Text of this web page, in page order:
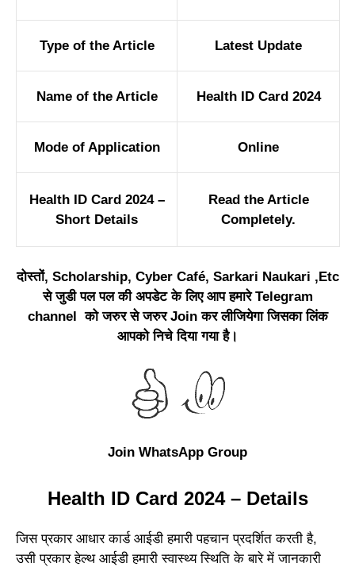
Type of the Article Latest Update
Name of the Article Health ID Card 2024
Mode of Application Online
Health ID Card 2024 –
Short Details
Read the Article
Completely.
दोस्तों, Scholarship, Cyber Café, Sarkari Naukari ,Etc
से जुडी पल पल की अपडेट के लिए आप हमारे Telegram
channel को जरुर से जरुर Join कर लीजियेगा जिसका लिंक
आपको निचे दिया गया है।
Join WhatsApp Group
Health ID Card 2024 – Details
जिस प्रकार आधार कार्ड आईडी हमारी पहचान प्रदर्शित करती है,
उसी प्रकार हेल्थ आईडी हमारी स्वास्थ्य स्थिति के बारे में जानकारी